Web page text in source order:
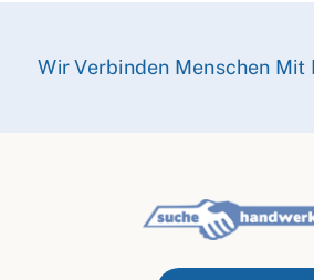
Wir Verbinden Menschen